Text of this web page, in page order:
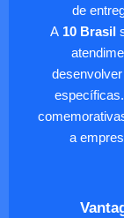
de
A10 Brasil
desenvolver
a